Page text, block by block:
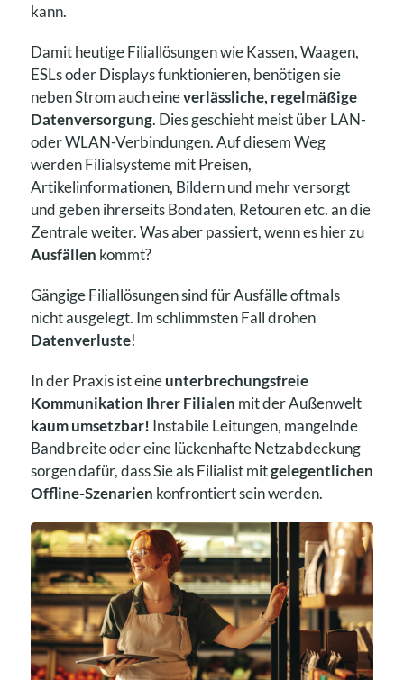
kann.
Damit heutige Filiallösungen wie Kassen, Waagen,
ESLs oder Displays funktionieren, benötigen sie
neben Strom auch eineverlässliche, regelmäßige
Datenversorgung. Dies geschieht meist über LAN-
oder WLAN-Verbindungen. Auf diesem Weg
werden Filialsysteme mit Preisen,
Artikelinformationen, Bildern und mehr versorgt
und geben ihrerseits Bondaten, Retouren etc. an die
Zentrale weiter. Was aber passiert, wenn es hier zu
Ausfällen kommt?
Gängige Filiallösungen sind für Ausfälle oftmals
nicht ausgelegt. Im schlimmsten Fall drohen
Datenverluste!
In der Praxis ist eineunterbrechungsfreie
Kommunikation Ihrer Filialen mit der Außenwelt
kaum umsetzbar! Instabile Leitungen, mangelnde
Bandbreite oder eine lückenhafte Netzabdeckung
sorgen dafür, dass Sie als Filialist mitgelegentlichen
Offline-Szenarien konfrontiert sein werden.